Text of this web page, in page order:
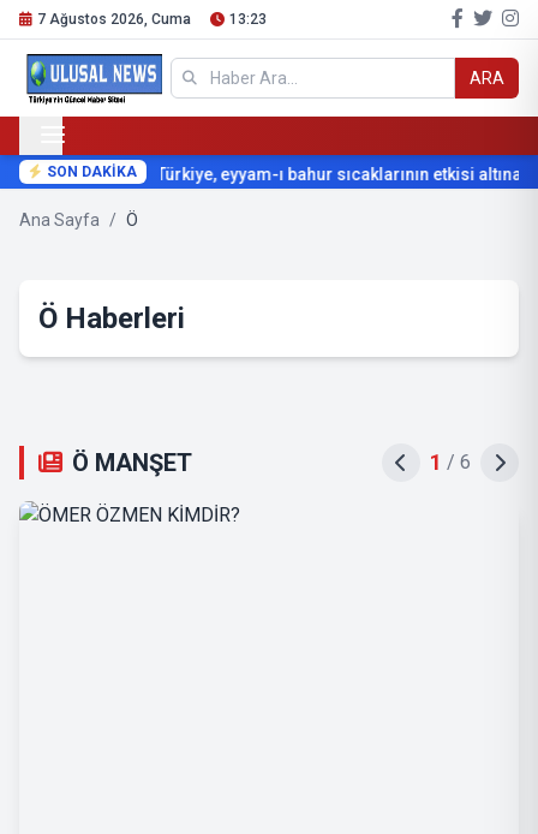
7 Ağustos 2026, Cuma 13:23
ARA
SON DAKİKA Türkiye, eyyam-ı bahur sıcaklarının etkisi altına
Ana Sayfa / Ö
Ö Haberleri
Ö MANŞET 2 / 6